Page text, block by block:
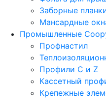
Заборные
Мансардные
Промышленные
Профнастил
Профили C и Z
Кассетный
Крепежные